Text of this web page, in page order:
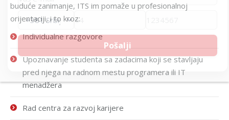
buduće zanimanje, ITS im pomaže u profesionalnoj
orijentaciji, i to kroz:
Individualne razgovore
Upoznavanje studenta sa zadacima koji se stavljaju
pred njega na radnom mestu programera ili IT
menadžera
Rad centra za razvoj karijere